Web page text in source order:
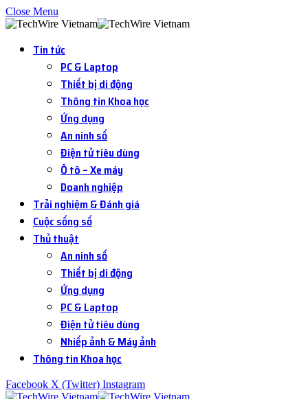
Close Menu
Tin tức
PC & Laptop
Thiết bị di động
Thông tin Khoa học
Ứng dụng
An ninh số
Điện tử tiêu dùng
Ô tô – Xe máy
Doanh nghiệp
Trải nghiệm & Đánh giá
Cuộc sống số
Thủ thuật
An ninh số
Thiết bị di động
Ứng dụng
PC & Laptop
Điện tử tiêu dùng
Nhiếp ảnh & Máy ảnh
Thông tin Khoa học
Facebook X (Twitter) Instagram